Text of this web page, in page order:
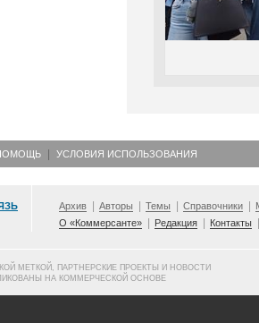
УСЛОВИЯ ИСПОЛЬЗОВАНИЯ
Архив Авторы Темы Справочники
О «Коммерсанте»
Редакция Контакты
МЕТКОЙ, ПАРТНЕРСКИЕ ПРОЕКТЫ И НОВОСТИ
НА КОММЕРЧЕСКОЙ ОСНОВЕ